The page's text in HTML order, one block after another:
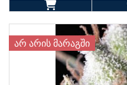
ᲐᲠ ᲐᲠᲘᲡ ᲛᲐᲠᲐᲒᲨᲘ